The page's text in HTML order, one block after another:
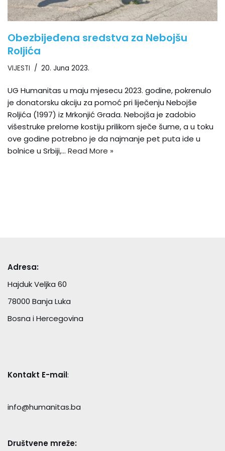
Obezbijeđena sredstva za Nebojšu
Roljića
VIJESTI 20. Juna 2023.
UG Humanitas u maju mjesecu 2023. godine, pokrenulo
je donatorsku akciju za pomoć pri liječenju Nebojše
Roljića (1997) iz Mrkonjić Grada. Nebojša je zadobio
višestruke prelome kostiju prilikom sječe šume, a u toku
ove godine potrebno je da najmanje pet puta ide u
bolnice u Srbiji,… Read More »
Adresa:
Hajduk Veljka 60
78000 Banja Luka
Bosna i Hercegovina
Kontakt E-mail:
info@humanitas.ba
Društvene mreže: